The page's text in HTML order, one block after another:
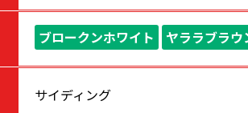
ブロークンホワイト ヤララブラウ
サイディング